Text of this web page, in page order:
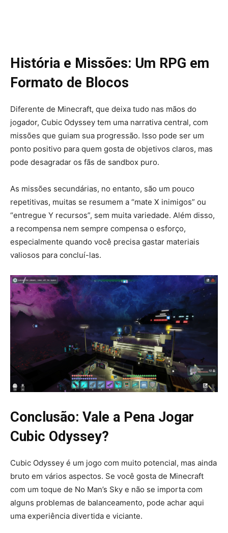
História e Missões: Um RPG em
Formato de Blocos
Diferente de Minecraft, que deixa tudo nas mãos do
jogador, Cubic Odyssey tem uma narrativa central, com
missões que guiam sua progressão. Isso pode ser um
ponto positivo para quem gosta de objetivos claros, mas
pode desagradar os fãs de sandbox puro.
As missões secundárias, no entanto, são um pouco
repetitivas, muitas se resumem a “mate X inimigos” ou
“entregue Y recursos”, sem muita variedade. Além disso,
a recompensa nem sempre compensa o esforço,
especialmente quando você precisa gastar materiais
valiosos para concluí-las.
Conclusão: Vale a Pena Jogar
Cubic Odyssey?
Cubic Odyssey é um jogo com muito potencial, mas ainda
bruto em vários aspectos. Se você gosta de Minecraft
com um toque de No Man’s Sky e não se importa com
alguns problemas de balanceamento, pode achar aqui
uma experiência divertida e viciante.